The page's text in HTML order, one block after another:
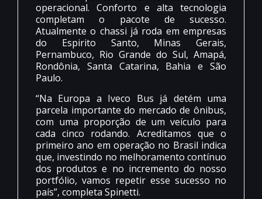
operacional. Conforto e alta tecnologia
completam o pacote de sucesso.
Atualmente o chassi já roda em empresas
do Espirito Santo, Minas Gerais,
Pernambuco, Rio Grande do Sul, Amapá,
Rondônia, Santa Catarina, Bahia e São
Paulo.
“Na Europa a Iveco Bus já detém uma
parcela importante do mercado de ônibus,
com uma proporção de um veículo para
cada cinco rodando. Acreditamos que o
primeiro ano em operação no Brasil indica
que, investindo no melhoramento contínuo
dos produtos e no incremento do nosso
portfólio, vamos repetir esse sucesso no
país”, completa Spinetti.